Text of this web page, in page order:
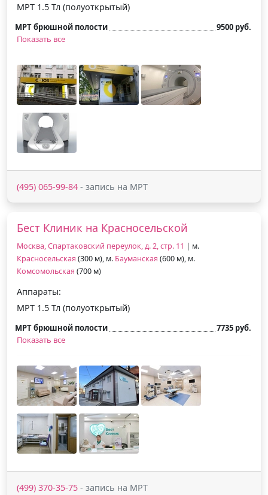
МРТ 1.5 Тл (полуоткрытый)
МРТ брюшной полости
9500 руб.
Показать все
(495) 065-99-84 - запись на МРТ
Бест Клиник на Красносельской
Москва, Спартаковский переулок, д. 2, стр. 11 | м.
Красносельская (300 м), м. Бауманская (600 м), м.
Комсомольская (700 м)
Аппараты:
МРТ 1.5 Тл (полуоткрытый)
МРТ брюшной полости
7735 руб.
Показать все
(499) 370-35-75 - запись на МРТ